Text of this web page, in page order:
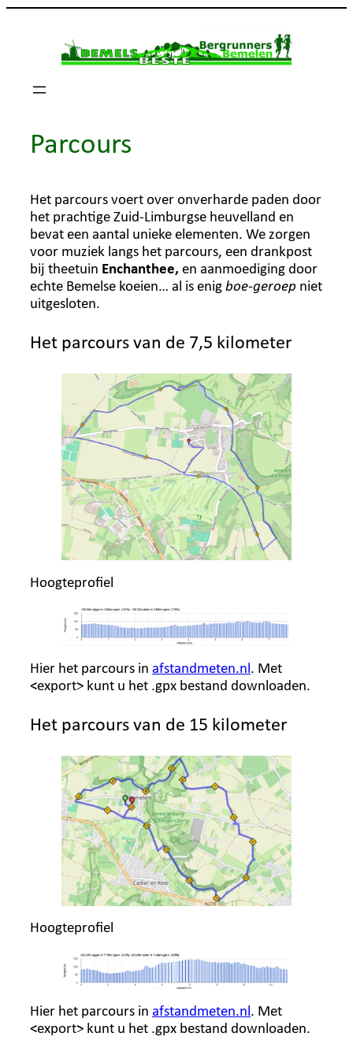
Parcours
Het parcours voert over onverharde paden door
het prachtige Zuid-Limburgse heuvelland en
bevat een aantal unieke elementen. We zorgen
voor muziek langs het parcours, een drankpost
bij theetuin Enchanthee, en aanmoediging door
echte Bemelse koeien… al is enig boe-geroep niet
uitgesloten.
Het parcours van de 7,5 kilometer
Hoogteprofiel
Hier het parcours in afstandmeten.nl . Met
<export> kunt u het .gpx bestand downloaden.
Het parcours van de 15 kilometer
Hoogteprofiel
Hier het parcours in afstandmeten.nl. Met
<export> kunt u het .gpx bestand downloaden.